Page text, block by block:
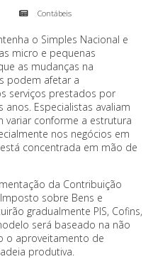
Contábeis
o Simples Nacional e
micro e pequenas
as mudanças na
podem afetar a
serviços prestados por
Especialistas avaliam
conforme a estrutura
nos negócios em
concentrada em mão de
da Contribuição
sobre Bens e
gradualmente PIS, Cofins,
será baseado na não
o aproveitamento de
produtiva.